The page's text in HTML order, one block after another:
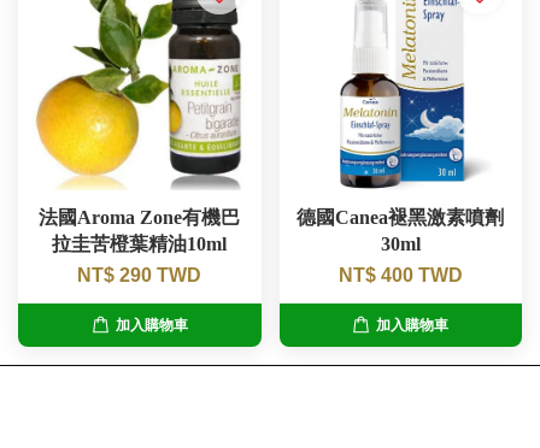
法國Aroma Zone有機巴
拉圭苦橙葉精油10ml
NT$ 290 TWD
加入購物車
德國Canea褪黑激素噴劑
30ml
NT$ 400 TWD
加入購物車